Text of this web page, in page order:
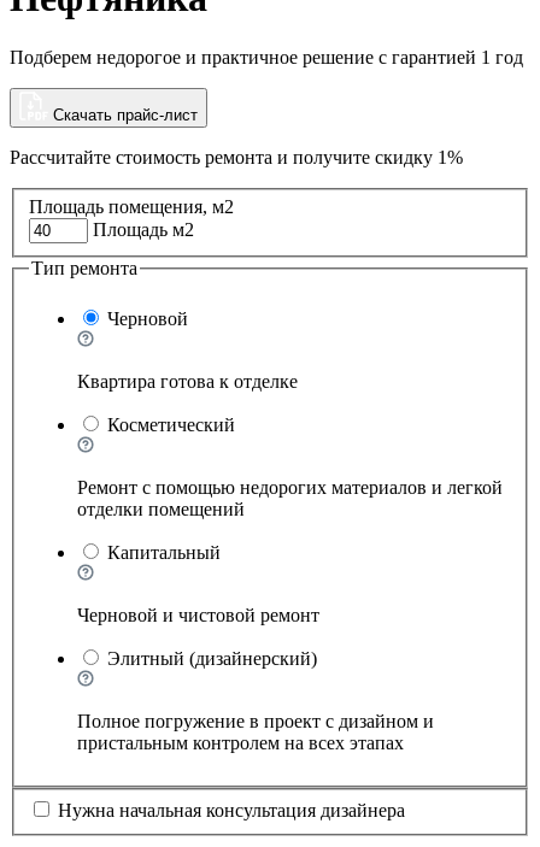
Подберем недорогое и практичное решение с гарантией 1 год
Скачать прайс-лист
Рассчитайте стоимость ремонта и получите скидку 1%
Площадь помещения, м2
Площадь м2
Тип ремонта
Черновой
Квартира готова к отделке
Косметический
Ремонт с помощью недорогих материалов и легкой
отделки помещений
Капитальный
Черновой и чистовой ремонт
Элитный (дизайнерский)
Полное погружение в проект с дизайном и
пристальным контролем на всех этапах
Нужна начальная консультация дизайнера